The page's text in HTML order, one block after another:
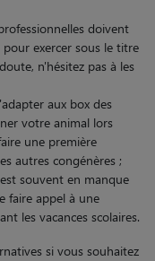
doivent
exercer sous le titre
n'hésitez pas à les
aux box des
votre animal lors
une première
autres congénères ;
souvent en manque
faire appel à une
les vacances scolaires.
si vous souhaitez